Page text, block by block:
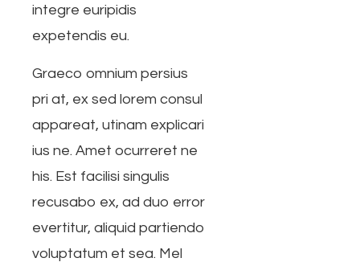
integre euripidis
expetendis eu.
Graeco omnium persius
pri at, ex sed lorem consul
appareat, utinam explicari
ius ne. Amet ocurreret ne
his. Est facilisi singulis
recusabo ex, ad duo error
evertitur, aliquid partiendo
voluptatum et sea. Mel